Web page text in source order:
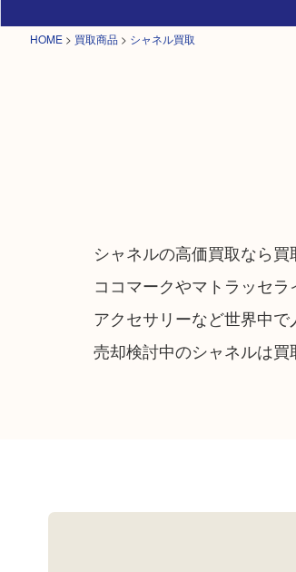
HOME > 買取商品 > シャネル買取
シャネルの高価買取なら買
ココマークやマトラッセ
アクセサリーなど世界中で
売却検討中のシャネルは買